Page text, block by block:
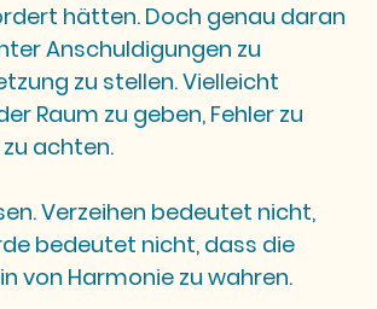
hätten. Doch genau daran
Anschuldigungen zu
zu stellen. Vielleicht
Raum zu geben, Fehler zu
achten.
Verzeihen bedeutet nicht,
bedeutet nicht, dass die
von Harmonie zu wahren.